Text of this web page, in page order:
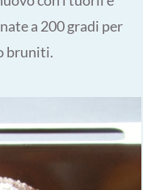
a 200 gradi per
bruniti.